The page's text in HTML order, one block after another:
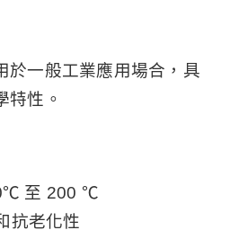
於一般工業應用場合，具
特性。
至 200 ℃
抗老化性